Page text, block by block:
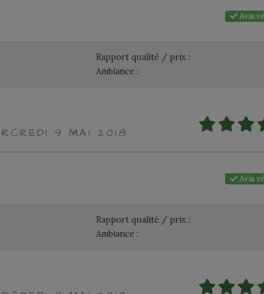
Avis
Rapport qualité / prix :
Ambiance :
9 MAI 2018
Avis
Rapport qualité / prix :
Ambiance :